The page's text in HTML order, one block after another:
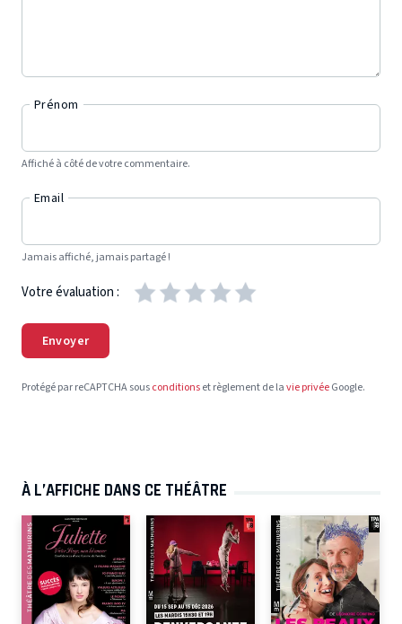
Prénom
Affiché à côté de votre commentaire.
Email
Jamais affiché, jamais partagé !
Votre évaluation :
Envoyer
Protégé par reCAPTCHA sousconditionset règlement de lavie privéeGoogle.
À L’AFFICHE DANS CE THÉÂTRE